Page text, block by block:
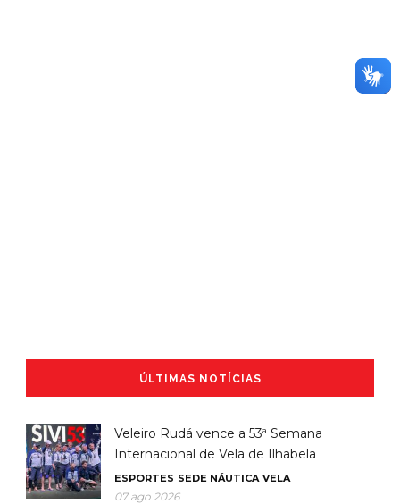
ÚLTIMAS NOTÍCIAS
Veleiro Rudá vence a 53ª Semana
Internacional de Vela de Ilhabela
ESPORTES SEDE NÁUTICA VELA
07 ago 2026